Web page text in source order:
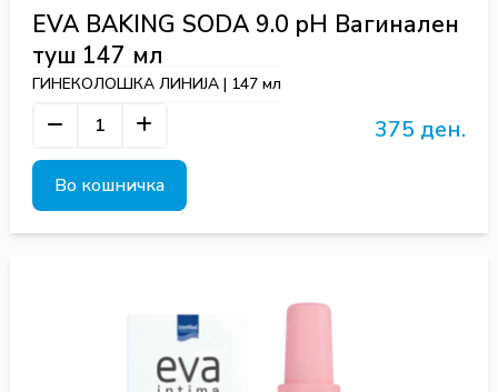
EVA BAKING SODA 9.0 pH Вагинален
туш 147 мл
ГИНЕКОЛОШКА ЛИНИЈА | 147 мл
375 ден.
Во кошничка